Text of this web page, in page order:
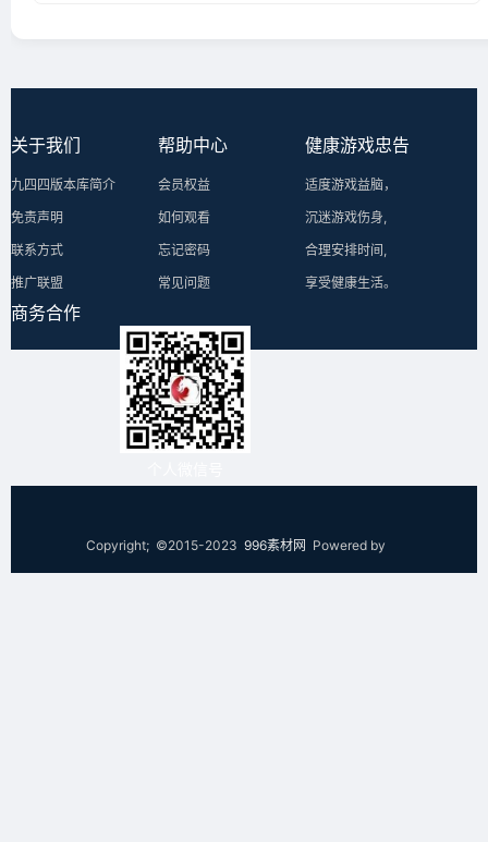
关于我们
九四四版本库简介
免责声明
联系方式
推广联盟
帮助中心
会员权益
如何观看
忘记密码
常见问题
健康游戏忠告
适度游戏益脑，
沉迷游戏伤身,
合理安排时间,
享受健康生活。
商务合作
Copyright; ©2015-2023 996素材网 Powered by